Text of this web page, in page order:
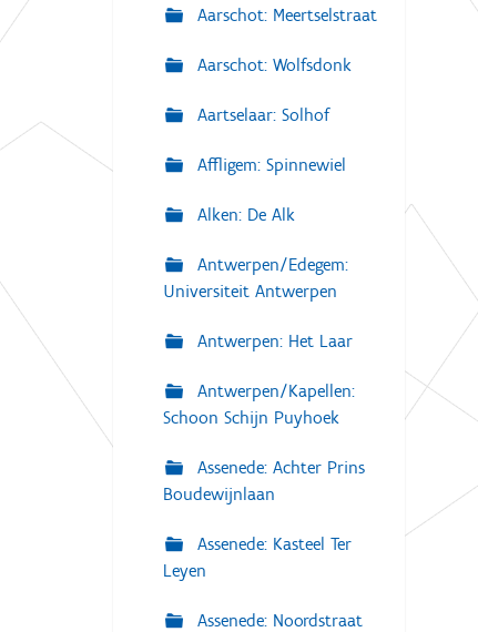
Aarschot: Meertselstraat
Aarschot: Wolfsdonk
Aartselaar: Solhof
Affligem: Spinnewiel
Alken: De Alk
Antwerpen/Edegem:
Universiteit Antwerpen
Antwerpen: Het Laar
Antwerpen/Kapellen:
Schoon Schijn Puyhoek
Assenede: Achter Prins
Boudewijnlaan
Assenede: Kasteel Ter
Leyen
Assenede: Noordstraat